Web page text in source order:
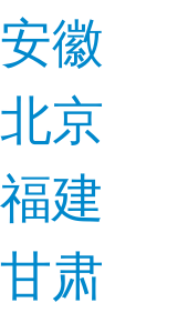
安徽
北京
福建
甘肃